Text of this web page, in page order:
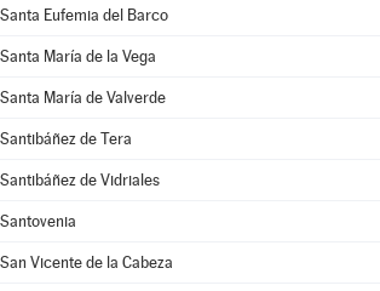
Santa Eufemia del Barco
Santa María de la Vega
Santa María de Valverde
Santibáñez de Tera
Santibáñez de Vidriales
Santovenia
San Vicente de la Cabeza